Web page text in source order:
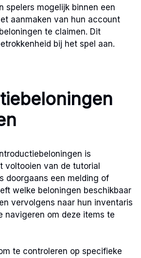
spelers mogelijk binnen een
aanmaken van hun account
te claimen. Dit
bij het spel aan.
is
voltooien van de tutorial
doorgaans een melding of
welke beloningen beschikbaar
vervolgens naar hun inventaris
navigeren om deze items te
te controleren op specifieke